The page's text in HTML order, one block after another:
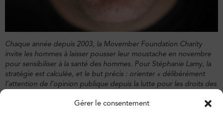
Gérer le consentement
Chaque année depuis 2003, la Movember Foundation Charity
invite les hommes à laisser pousser leur moustache en novembre
pour sensibiliser à la santé des hommes. Pour Stéphanie Lamy, la
stratégie est calculée, et le but précis : orienter « délibérément
l’attention de l’opinion publique depuis la lutte pour les droits des
© MiscMedia/Shutterstock